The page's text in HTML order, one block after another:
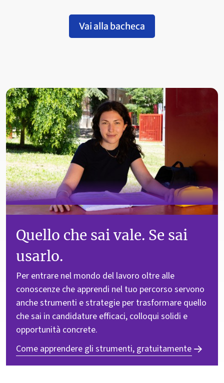
Vai alla bacheca
Quello che sai vale. Se sai
usarlo.
Per entrare nel mondo del lavoro oltre alle
conoscenze che apprendi nel tuo percorso servono
anche strumenti e strategie per trasformare quello
che sai in candidature efficaci, colloqui solidi e
opportunità concrete.
Come apprendere gli strumenti, gratuitamente